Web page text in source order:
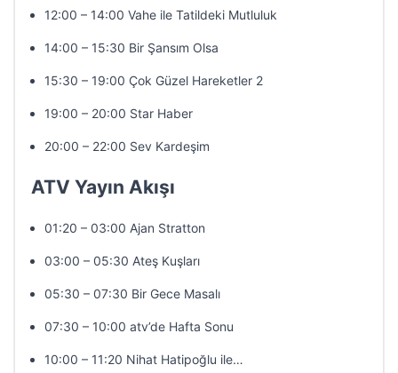
12:00 – 14:00 Vahe ile Tatildeki Mutluluk
14:00 – 15:30 Bir Şansım Olsa
15:30 – 19:00 Çok Güzel Hareketler 2
19:00 – 20:00 Star Haber
20:00 – 22:00 Sev Kardeşim
ATV Yayın Akışı
01:20 – 03:00 Ajan Stratton
03:00 – 05:30 Ateş Kuşları
05:30 – 07:30 Bir Gece Masalı
07:30 – 10:00 atv’de Hafta Sonu
10:00 – 11:20 Nihat Hatipoğlu ile…